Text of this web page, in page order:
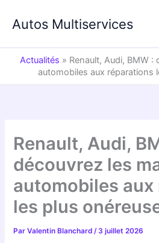
Autos Multiservices
Actualités » Renault, Audi, BMW :
automobiles aux réparations
Renault, Audi,
découvrez les
automobiles
les plus
ParValentin Blanchard/ 3 juillet 2026